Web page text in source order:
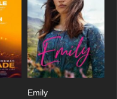
Emily